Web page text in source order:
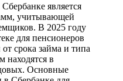
является
учитывающей
В 2025 году
для пенсионеров
срока займа и типа
находятся в
Основные